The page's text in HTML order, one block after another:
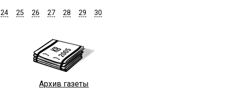
24 25 26 27 28 29 30
Архив газеты